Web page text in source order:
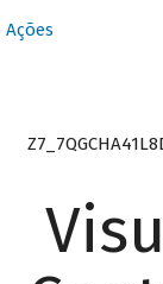
Ações